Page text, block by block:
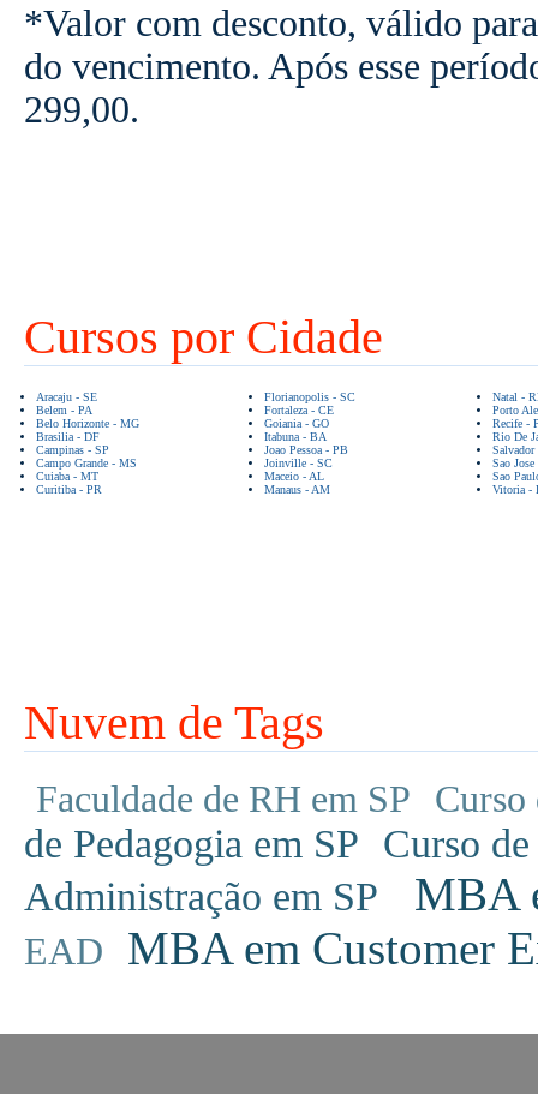
*Valor com desconto, válido
do vencimento. Após esse
299,00.
Cursos por Cidade
Aracaju - SE
Belem - PA
Belo Horizonte - MG
Brasilia - DF
Campinas - SP
Campo Grande - MS
Cuiaba - MT
Curitiba - PR
Florianopolis - SC
Fortaleza - CE
Goiania - GO
Itabuna - BA
Joao Pessoa - PB
Joinville - SC
Maceio - AL
Manaus - AM
Natal -
Porto
Recife -
Rio De
Sao
Sao
Vitoria -
Nuvem de Tags
Faculdade de RH em SP Curso
de Pedagogia em SP Curso
Administração em SP
MBA
EAD MBA em Customer